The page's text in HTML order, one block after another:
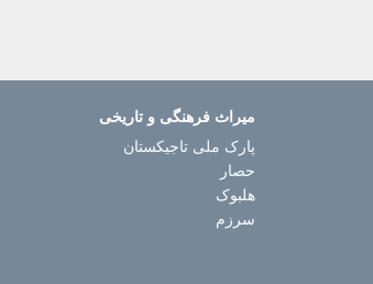
میراث فرهنگی و تاریخی
پارک ملی تاجیکستان
حصار
هلبوک
سرزم